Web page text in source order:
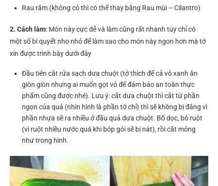
Rau răm (không có thì có thể thay bằng Rau mùi – Cilantro)
2. Cách làm: Món này cực dễ và làm cũng rất nhanh tuy chỉ có
một số bí quyết nho nhỏ để làm sao cho món này ngon hơn mà tớ
xin được trình bày dưới đây
Đầu tiên cắt rửa sạch dưa chuột (tớ thích để cả vỏ xanh ăn
giòn giòn nhưng ai muốn gọt vỏ để đảm bảo an toàn thực
phẩm cũng được nhé). Lưu ý: cắt dưa chuột thì cắt từ phần
ngọn của quả (nhìn hình là phần tớ chỉ) thì sẽ không bị đắng vì
phần nhựa sẽ ra nhiều ở đầu quả dưa chuột. Bổ dọc, bỏ ruột
(vì ruột nhiều nước quá khi bóp gỏi sẽ bị nát), rồi cắt mỏng
như trong hình.